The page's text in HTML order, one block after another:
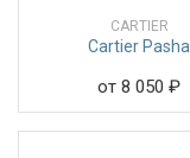
CARTIER
Cartier Pasha
от 8 050 ₽